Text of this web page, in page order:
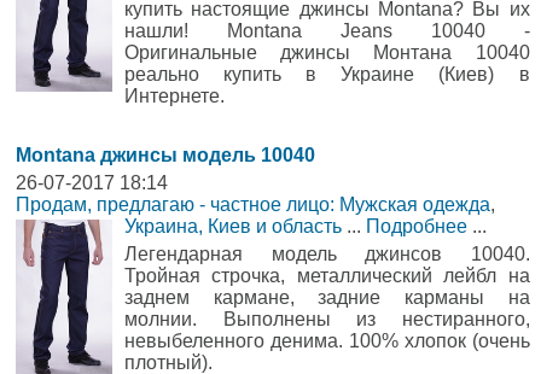
купить настоящие джинсы Montana? Вы их
нашли! Montana Jeans 10040 -
Оригинальные джинсы Монтана 10040
реально купить в Украине (Киев) в
Интернете.
Montana джинсы модель 10040
26-07-2017 18:14
Продам, предлагаю - частное лицо: Мужская одежда,
Украина, Киев и область ... Подробнее ...
Легендарная модель джинсов 10040.
Тройная строчка, металлический лейбл на
заднем кармане, задние карманы на
молнии. Выполнены из нестиранного,
невыбеленного денима. 100% хлопок (очень
плотный).